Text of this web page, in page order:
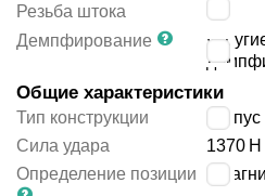
Резьба штока
Демпфирование
Общие характеристики
Тип конструкции
Сила удара
1370 Н
Определение позиции
с